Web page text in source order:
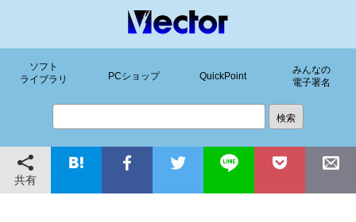
ソフト
ライブラリ
PCショップ QuickPoint
みんなの
電子署名
共有